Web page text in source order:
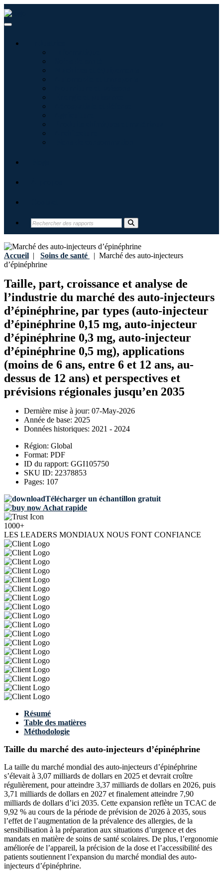
Accueil | Soins de santé | Marché des auto-injecteurs
d’épinéphrine
Taille, part, croissance et analyse de
l’industrie du marché des auto-injecteurs
d’épinéphrine, par types (auto-injecteur
d’épinéphrine 0,15 mg, auto-injecteur
d’épinéphrine 0,3 mg, auto-injecteur
d’épinéphrine 0,5 mg), applications
(moins de 6 ans, entre 6 et 12 ans, au-
dessus de 12 ans) et perspectives et
prévisions régionales jusqu’en 2035
Dernière mise à jour: 07-May-2026
Année de base: 2025
Données historiques: 2021 - 2024
Région: Global
Format: PDF
ID du rapport: GGI105750
SKU ID: 22378853
Pages: 107
Télécharger un échantillon gratuit
Achat rapide
1000+
LES LEADERS MONDIAUX NOUS FONT CONFIANCE
Résumé
Table des matières
Méthodologie
Taille du marché des auto-injecteurs d’épinéphrine
La taille du marché mondial des auto-injecteurs d’épinéphrine
s’élevait à 3,07 milliards de dollars en 2025 et devrait croître
régulièrement, pour atteindre 3,37 milliards de dollars en 2026, puis
3,71 milliards de dollars en 2027 et finalement atteindre 7,90
milliards de dollars d’ici 2035. Cette expansion reflète un TCAC de
9,92 % au cours de la période de prévision de 2026 à 2035, sous
l’effet de l’augmentation de la prévalence des allergies, de la
sensibilisation à la préparation aux situations d’urgence et des
mandats en matière de soins de santé scolaires. De plus, l’ergonomie
améliorée de l’appareil, la précision de la dose et l’accessibilité des
patients soutiennent l’expansion du marché mondial des auto-
injecteurs d’épinéphrine.